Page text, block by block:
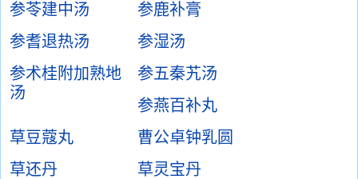
参苓建中汤
参鹿补膏
参耆退热汤
参湿汤
参术桂附加熟地
汤
参五秦艽汤
参燕百补丸
草豆蔻丸
曹公卓钟乳圆
草还丹
草灵宝丹